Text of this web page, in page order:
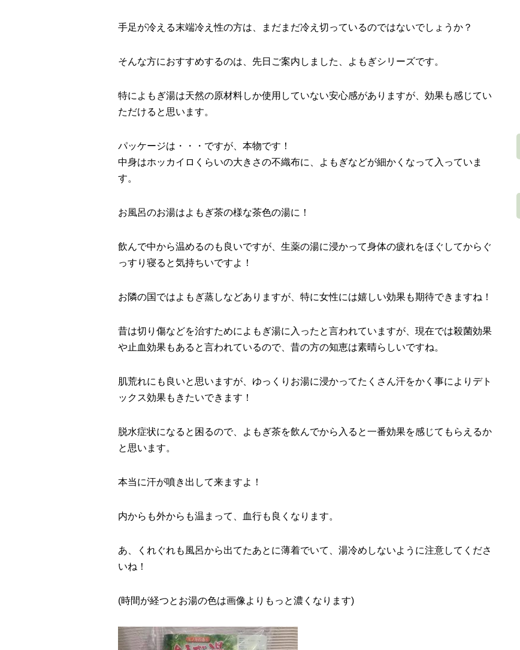
手足が冷える末端冷え性の方は、まだまだ冷え切っているのではないでしょうか？
そんな方におすすめするのは、先日ご案内しました、よもぎシリーズです。
特によもぎ湯は天然の原材料しか使用していない安心感がありますが、効果も感じてい
ただけると思います。
パッケージは・・・ですが、本物です！
中身はホッカイロくらいの大きさの不織布に、よもぎなどが細かくなって入っていま
す。
お風呂のお湯はよもぎ茶の様な茶色の湯に！
飲んで中から温めるのも良いですが、生薬の湯に浸かって身体の疲れをほぐしてからぐ
っすり寝ると気持ちいですよ！
お隣の国ではよもぎ蒸しなどありますが、特に女性には嬉しい効果も期待できますね！
昔は切り傷などを治すためによもぎ湯に入ったと言われていますが、現在では殺菌効果
や止血効果もあると言われているので、昔の方の知恵は素晴らしいですね。
肌荒れにも良いと思いますが、ゆっくりお湯に浸かってたくさん汗をかく事によりデト
ックス効果もきたいできます！
脱水症状になると困るので、よもぎ茶を飲んでから入ると一番効果を感じてもらえるか
と思います。
本当に汗が噴き出して来ますよ！
内からも外からも温まって、血行も良くなります。
あ、くれぐれも風呂から出てたあとに薄着でいて、湯冷めしないように注意してくださ
いね！
(時間が経つとお湯の色は画像よりもっと濃くなります)